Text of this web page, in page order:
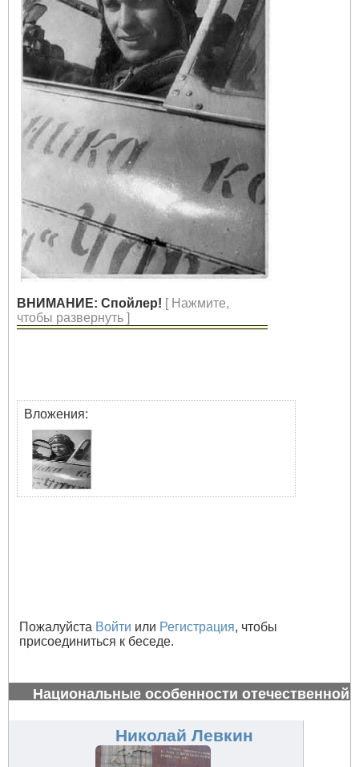
ВНИМАНИЕ: Спойлер! [ Нажмите,
чтобы развернуть ]
Вложения:
Пожалуйста Войти или Регистрация, чтобы
присоединиться к беседе.
Национальные особенности отечественной
Николай Левкин